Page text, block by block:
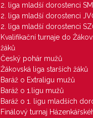
2. liga mladší dorostenci SM
2. liga mladší dorostenci
2. liga mladší dorostenci
Kvalifikační turnaje do
žáků
Český pohár mužů
Žákovská liga starších žáků
Baráž o Extraligu mužů
Baráž o 1.ligu mužů
Baráž o 1. ligu mladších
Finálový turnaj